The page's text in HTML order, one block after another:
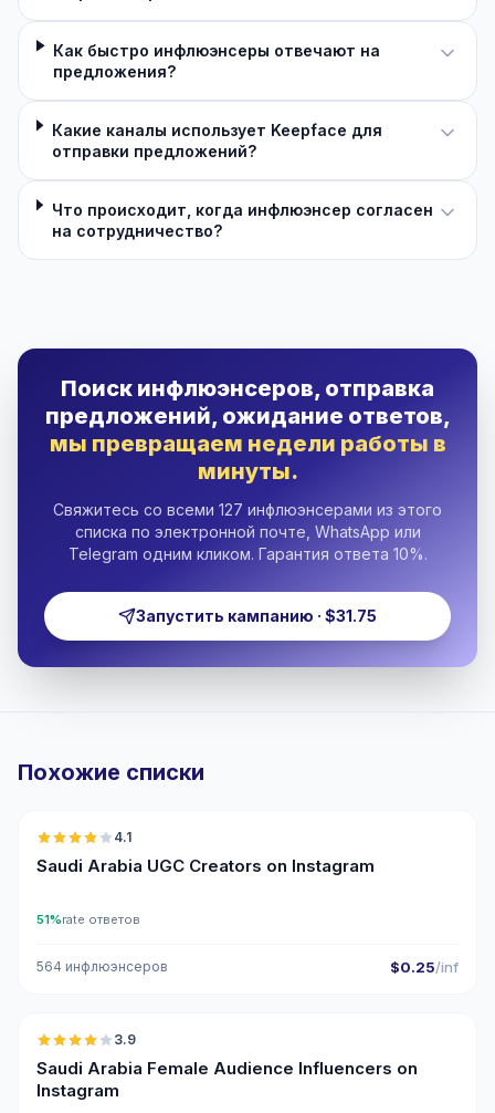
Как быстро инфлюэнсеры отвечают на
предложения?
Какие каналы использует Keepface для
отправки предложений?
Что происходит, когда инфлюэнсер согласен
на сотрудничество?
Поиск инфлюэнсеров, отправка
предложений, ожидание ответов,
мы превращаем недели работы в
минуты.
Свяжитесь со всеми 127 инфлюэнсерами из этого
списка по электронной почте, WhatsApp или
Telegram одним кликом. Гарантия ответа 10%.
Запустить кампанию · $31.75
Похожие списки
4.1
Saudi Arabia UGC Creators on Instagram
51%rate ответов
564 инфлюэнсеров $0.25/inf
🇸🇦
3.9
Saudi Arabia Female Audience Influencers on
Instagram